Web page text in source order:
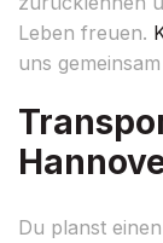
Leben freuen.
uns
Du planst